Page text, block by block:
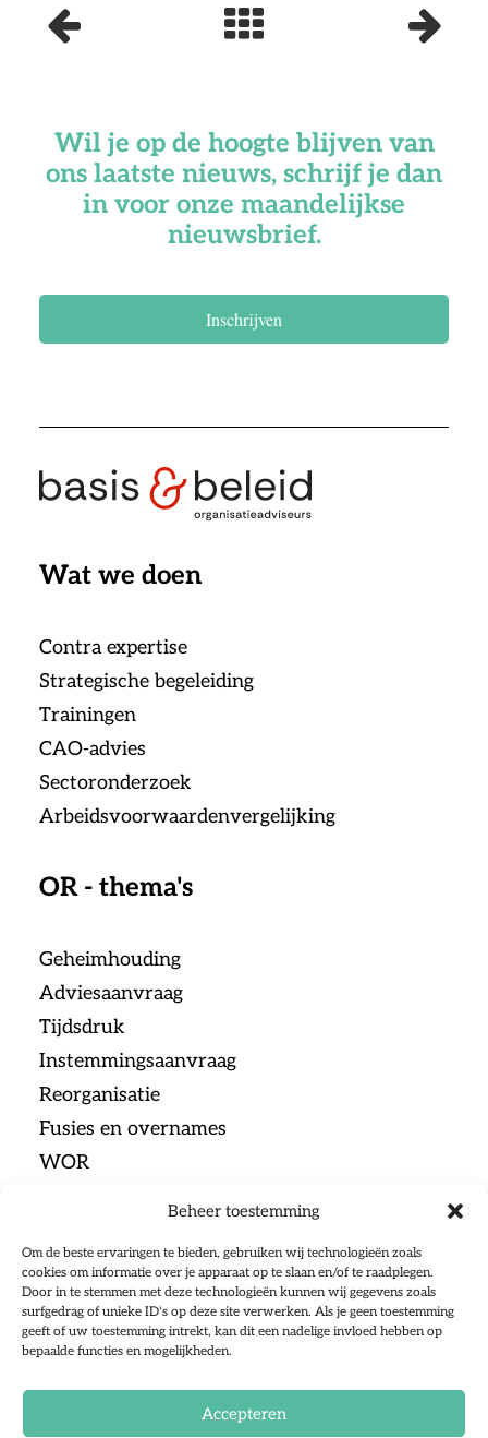
Beheer toestemming
Om de beste ervaringen te bieden, gebruiken wij technologieën zoals
cookies om informatie over je apparaat op te slaan en/of te raadplegen.
Door in te stemmen met deze technologieën kunnen wij gegevens zoals
surfgedrag of unieke ID's op deze site verwerken. Als je geen toestemming
geeft of uw toestemming intrekt, kan dit een nadelige invloed hebben op
bepaalde functies en mogelijkheden.
Accepteren
Wil je op de hoogte blijven van
ons laatste nieuws, schrijf je dan
in voor onze maandelijkse
nieuwsbrief.
Inschrijven
Wat we doen
Contra expertise
Strategische begeleiding
Trainingen
CAO-advies
Sectoronderzoek
Arbeidsvoorwaardenvergelijking
OR - thema's
Geheimhouding
Adviesaanvraag
Tijdsdruk
Instemmingsaanvraag
Reorganisatie
Fusies en overnames
WOR
Home
Ondernemingsraden